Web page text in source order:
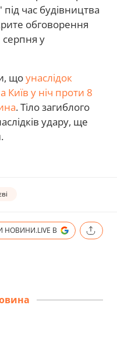
час будівництва
обговорення
серпня у
щоунаслідок
Київ у ніч проти 8
. Тіло загиблого
удару, ще
НОВИНИ.LIVE В